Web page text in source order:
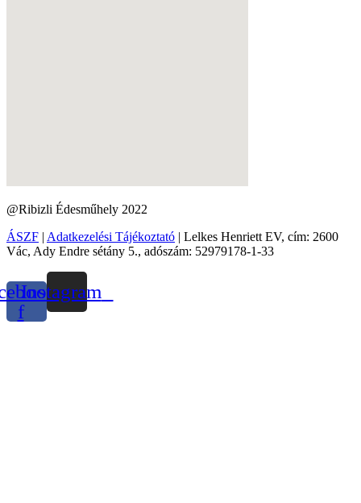
@Ribizli Édesműhely 2022
ÁSZF | Adatkezelési Tájékoztató | Lelkes Henriett EV, cím: 2600
Vác, Ady Endre sétány 5., adószám: 52979178-1-33
f
Instagram